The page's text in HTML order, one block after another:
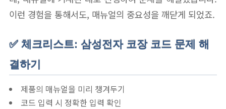
이런 경험을 통해서도, 매뉴얼의 중요성을 깨닫게 되었죠.
✅ 체크리스트: 삼성전자 코장 코드 문제 해
결하기
제품의 매뉴얼을 미리 챙겨두기
코드 입력 시 정확한 입력 확인